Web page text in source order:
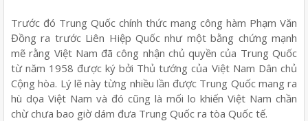
Trước đó Trung Quốc chính thức mang công hàm Phạm Văn
Đồng ra trước Liên Hiệp Quốc như một bằng chứng mạnh
mẽ rằng Việt Nam đã công nhận chủ quyền của Trung Quốc
từ năm 1958 được ký bởi Thủ tướng của Việt Nam Dân chủ
Cộng hòa. Lý lẽ này từng nhiều lần được Trung Quốc mang ra
hù dọa Việt Nam và đó cũng là mối lo khiến Việt Nam chần
chừ chưa bao giờ dám đưa Trung Quốc ra tòa Quốc tế.